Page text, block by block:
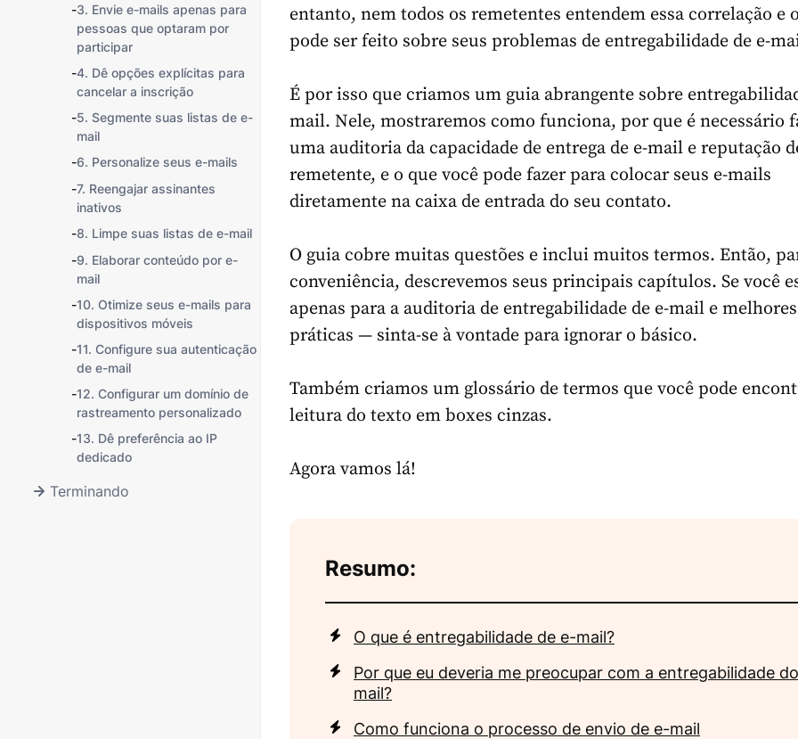
-3. Envie e-mails apenas para
pessoas que optaram por
participar
-4. Dê opções explícitas para
cancelar a inscrição
-5. Segmente suas listas de e-
mail
-6. Personalize seus e-mails
-7. Reengajar assinantes
inativos
-8. Limpe suas listas de e-mail
-9. Elaborar conteúdo por e-
mail
-10. Otimize seus e-mails para
dispositivos móveis
-11. Configure sua autenticação
de e-mail
-12. Configurar um domínio de
rastreamento personalizado
-13. Dê preferência ao IP
dedicado
Terminando
entanto, nem todos os remetentes entendem essa correlação e
pode ser feito sobre seus problemas de entregabilidade de e-
É por isso que criamos um guia abrangente sobre
mail. Nele, mostraremos como funciona, por que é necessário
uma auditoria da capacidade de entrega de e-mail e reputação
remetente, e o que você pode fazer para colocar seus e-mails
diretamente na caixa de entrada do seu contato.
O guia cobre muitas questões e inclui muitos termos. Então,
conveniência, descrevemos seus principais capítulos. Se você
apenas para a auditoria de entregabilidade de e-mail e melhores
práticas — sinta-se à vontade para ignorar o básico.
Também criamos um glossário de termos que você pode
leitura do texto em boxes cinzas.
Agora vamos lá!
Resumo:
O que é entregabilidade de e-mail?
Por que eu deveria me preocupar com a entregabilidade
mail?
Como funciona o processo de envio de e-mail